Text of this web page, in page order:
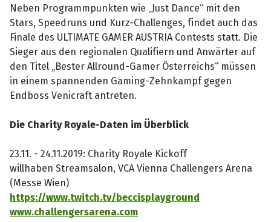
Neben Programmpunkten wie „Just Dance“ mit den
Stars, Speedruns und Kurz-Challenges, findet auch das
Finale des ULTIMATE GAMER AUSTRIA Contests statt. Die
Sieger aus den regionalen Qualifiern und Anwärter auf
den Titel „Bester Allround-Gamer Österreichs“ müssen
in einem spannenden Gaming-Zehnkampf gegen
Endboss Venicraft antreten.
Die Charity Royale-Daten im Überblick
23.11. - 24.11.2019: Charity Royale Kickoff
willhaben Streamsalon, VCA Vienna Challengers Arena
(Messe Wien)
https://www.twitch.tv/beccisplayground
www.challengersarena.com